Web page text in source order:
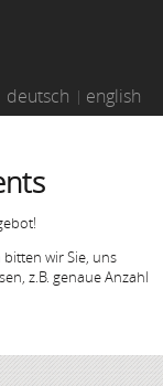
deutsch english
wir Sie, uns
z.B. genaue Anzahl